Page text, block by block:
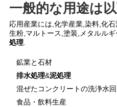
地
図
PRIVACY
POLICY
一般的な用途は
応用産業には,化学産業,染料,化
生粉,マルトース,塗装,メタルルギ
処理.
鉱業と石材
排水処理&泥処理
混ぜたコンクリートの洗浄水
食品・飲料生産